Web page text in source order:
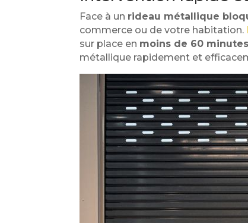
Face à un rideau métallique
commerce ou de votre habitation.
sur place en moins de 60 minutes
métallique rapidement et